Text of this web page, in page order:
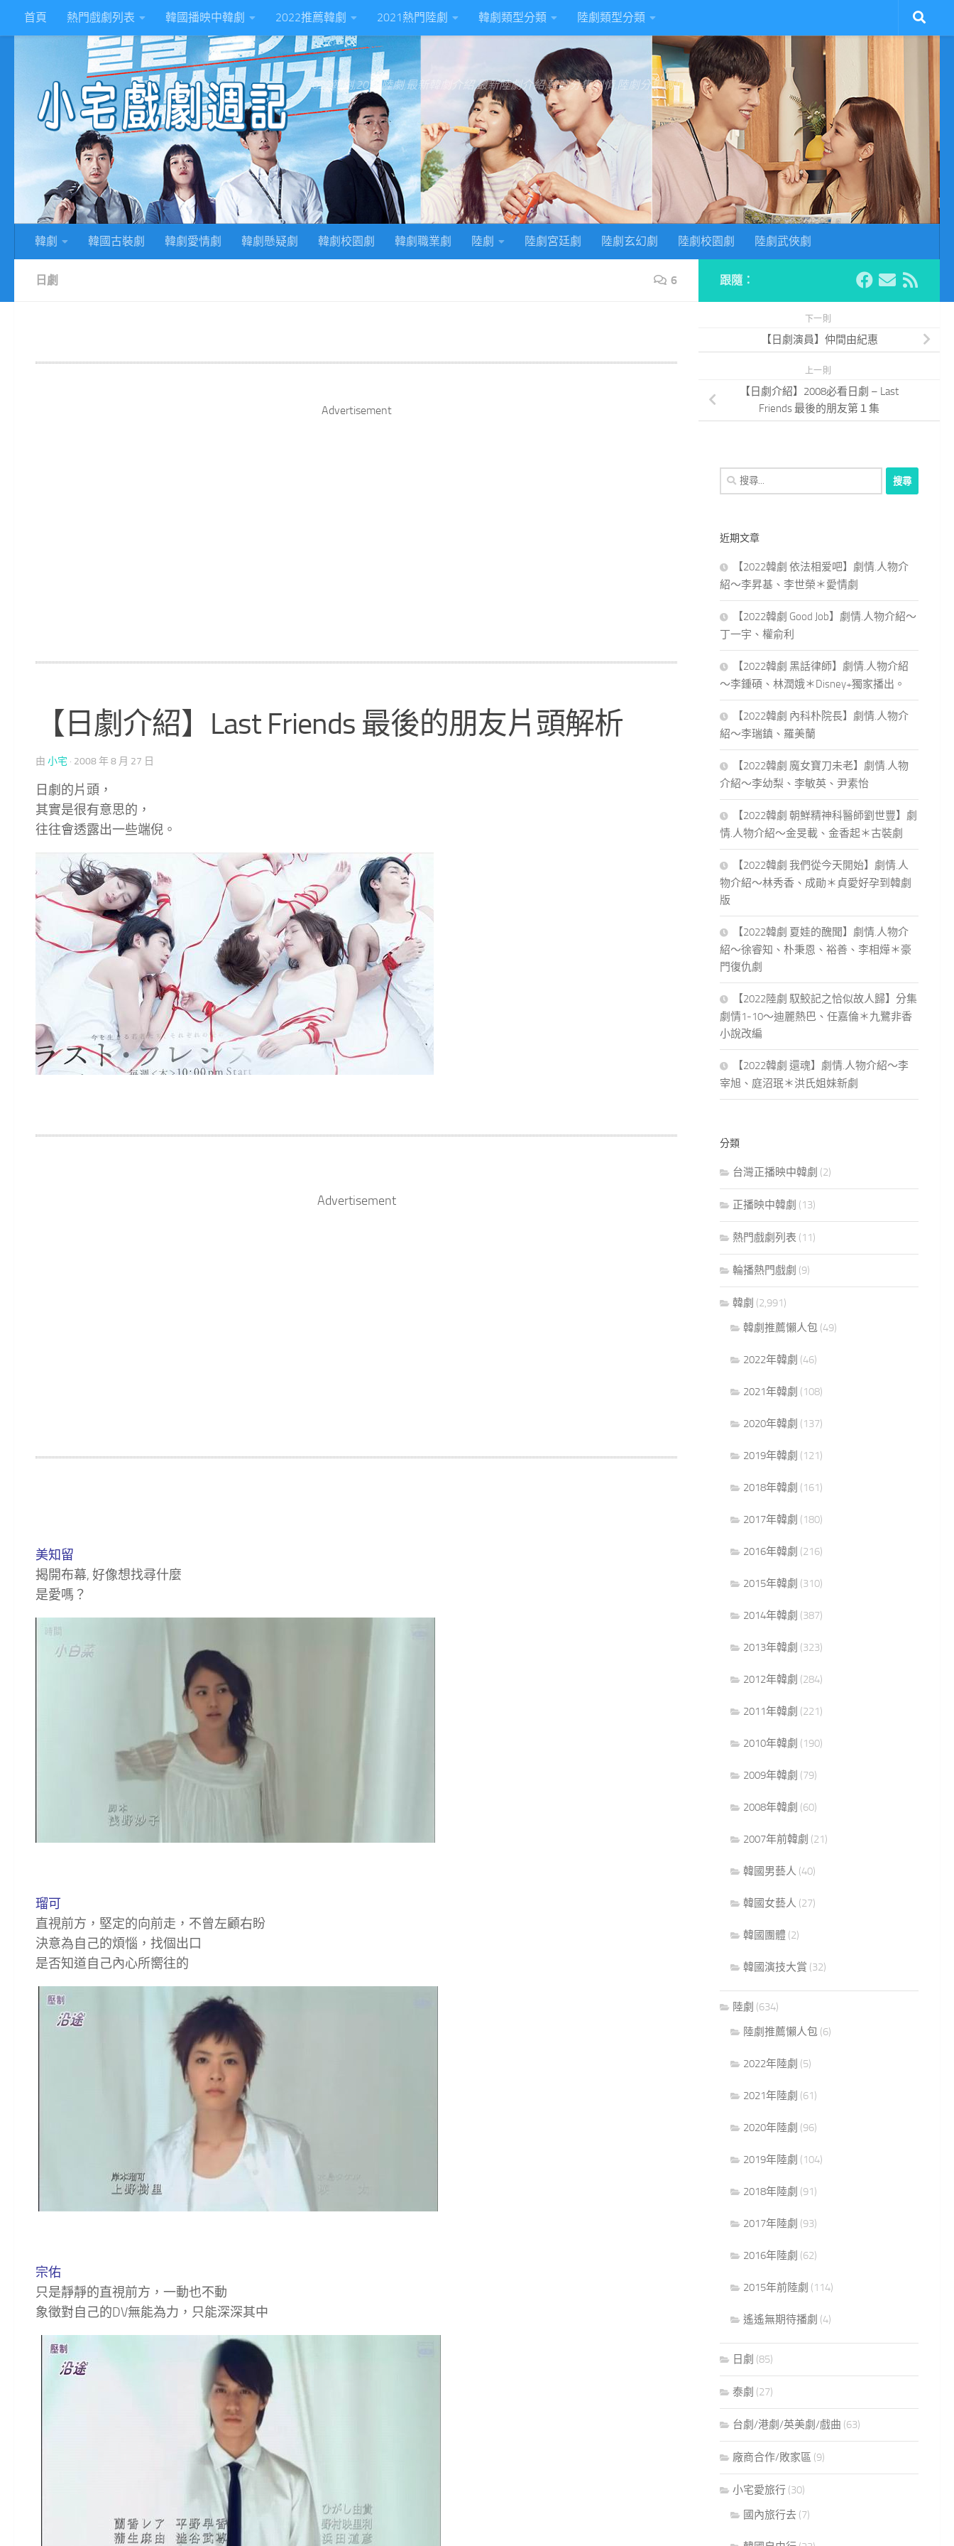
Skip to content
首頁 熱門戲劇列表 韓國播映中韓劇 2022推薦韓劇 2021熱門陸劇 韓劇類型分類 陸劇類型分類
2022韓劇,2022陸劇,最新韓劇介紹,最新陸劇介紹,韓劇分集劇情,陸劇分集劇情
韓劇 韓國古裝劇 韓劇愛情劇 韓劇懸疑劇 韓劇校園劇 韓劇職業劇 陸劇 陸劇宮廷劇 陸劇玄幻劇 陸劇校園劇 陸劇武俠劇
日劇 6
Advertisement
【日劇介紹】Last Friends 最後的朋友片頭解析
由 小宅 · 2008 年 8 月 27 日
日劇的片頭，
其實是很有意思的，
往往會透露出一些端倪。
Advertisement
美知留
揭開布幕, 好像想找尋什麼
是愛嗎？
瑠可
直視前方，堅定的向前走，不曾左顧右盼
決意為自己的煩惱，找個出口
是否知道自己內心所嚮往的
宗佑
只是靜靜的直視前方，一動也不動
象徵對自己的DV無能為力，只能深深其中
跟隨：
下一則
【日劇演員】仲間由紀惠
上一則
【日劇介紹】2008必看日劇 – Last
Friends 最後的朋友第１集
搜
尋
字:
近期文章
【2022韓劇 依法相爱吧】劇情.人物介
紹～李昇基、李世榮＊愛情劇
【2022韓劇 Good Job】劇情.人物介紹～
丁一宇、權俞利
【2022韓劇 黑話律師】劇情.人物介紹
～李鍾碩、林潤娥＊Disney+獨家播出。
【2022韓劇 內科朴院長】劇情.人物介
紹～李瑞鎮、羅美蘭
【2022韓劇 魔女寶刀未老】劇情.人物
介紹～李幼梨、李敏英、尹素怡
【2022韓劇 朝鮮精神科醫師劉世豐】劇
情.人物介紹～金旻載、金香起＊古裝劇
【2022韓劇 我們從今天開始】劇情.人
物介紹～林秀香、成勛＊貞愛好孕到韓劇
版
【2022韓劇 夏娃的醜聞】劇情.人物介
紹～徐睿知、朴秉恩、裕善、李相燁＊豪
門復仇劇
【2022陸劇 馭鮫記之恰似故人歸】分集
劇情1-10～迪麗熱巴、任嘉倫＊九鷺非香
小說改編
【2022韓劇 還魂】劇情.人物介紹～李
宰旭、庭沼珉＊洪氏姐妹新劇
分類
台灣正播映中韓劇 (2)
正播映中韓劇 (13)
熱門戲劇列表 (11)
輪播熱門戲劇 (9)
韓劇 (2,991)
韓劇推薦懶人包 (49)
2022年韓劇 (46)
2021年韓劇 (108)
2020年韓劇 (137)
2019年韓劇 (121)
2018年韓劇 (161)
2017年韓劇 (180)
2016年韓劇 (216)
2015年韓劇 (310)
2014年韓劇 (387)
2013年韓劇 (323)
2012年韓劇 (284)
2011年韓劇 (221)
2010年韓劇 (190)
2009年韓劇 (79)
2008年韓劇 (60)
2007年前韓劇 (21)
韓國男藝人 (40)
韓國女藝人 (27)
韓國團體 (2)
韓國演技大賞 (32)
陸劇 (634)
陸劇推薦懶人包 (6)
2022年陸劇 (5)
2021年陸劇 (61)
2020年陸劇 (96)
2019年陸劇 (104)
2018年陸劇 (91)
2017年陸劇 (93)
2016年陸劇 (62)
2015年前陸劇 (114)
遙遙無期待播劇 (4)
日劇 (85)
泰劇 (27)
台劇/港劇/英美劇/戲曲 (63)
廠商合作/敗家區 (9)
小宅愛旅行 (30)
國內旅行去 (7)